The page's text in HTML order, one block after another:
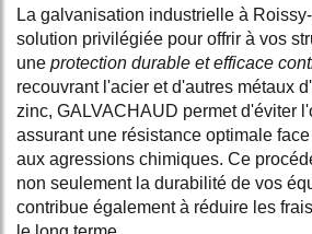
La galvanisation industrielle à
solution privilégiée pour offrir à vos
une protection durable et efficace
recouvrant l'acier et d'autres métaux
zinc, GALVACHAUD permet d'éviter
assurant une résistance optimale
aux agressions chimiques. Ce
non seulement la durabilité de vos
contribue également à réduire les